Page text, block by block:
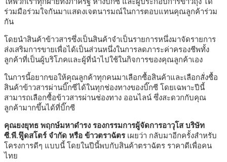
ร่วมมือร่วมใจกันมาแสดงเจตนารมณ์ในการตอบแทนคุณลูกค้าร่วม
กัน
โดยนำสินค้าข้าวสารซึ่งเป็นสินค้าจำเป็นรายการหนึ่งมาจัดรายการ
ส่งเสริมการขายเพื่อได้เป็นส่วนหนึ่งในการลดภาระค่าครองชีพทั้ง
ลูกค้าที่เป็นผู้บริโภคและผู้ที่นำไปใช้ในกิจการของคุณลูกค้าเอง
ในการนี้อยากขอให้คุณลูกค้าทุกคนมาเลือกซื้อสินค้าและเลือกสั่งซื้อ
สินค้าข้าวสารผ่านบิ๊กซีได้ในทุกช่องทางของบิ๊กซี โดยเฉพาะปีนี้
สามารถเลือกซื้อข้าวสารผ่านช่องทาง ออนไลน์ ซึ่งสะดวกกับคุณ
ลูกค้ามากขึ้นได้ที่บิ๊กซี
คุณยงยุทธ พฤกษ์มหาดำรง รองกรรมการผู้จัดการอาวุโสบริษัท
ซี.พี.ฟู๊ดสโตร์ จำกัด หรือ ข้าวตราฉัตรเผยว่า กลับมาอีกครั้งสำหรับ
โครงการดีๆ แบบนี้ โดยในปีนี้พบกับสินค้าตราฉัตร ราคาดีเพื่อคน
ไทย